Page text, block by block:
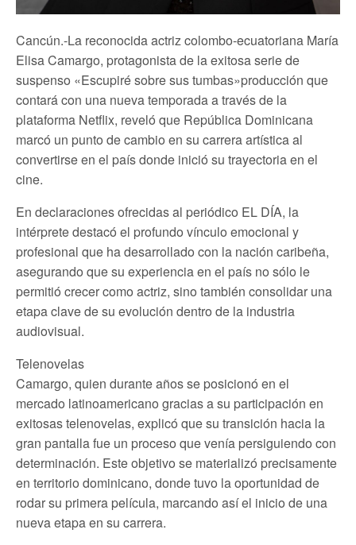
Cancún.-La reconocida actriz colombo-ecuatoriana María
Elisa Camargo, protagonista de la exitosa serie de
suspenso «Escupiré sobre sus tumbas»producción que
contará con una nueva temporada a través de la
plataforma Netflix, reveló que República Dominicana
marcó un punto de cambio en su carrera artística al
convertirse en el país donde inició su trayectoria en el
cine.
En declaraciones ofrecidas al periódico EL DÍA, la
intérprete destacó el profundo vínculo emocional y
profesional que ha desarrollado con la nación caribeña,
asegurando que su experiencia en el país no sólo le
permitió crecer como actriz, sino también consolidar una
etapa clave de su evolución dentro de la industria
audiovisual.
Telenovelas
Camargo, quien durante años se posicionó en el
mercado latinoamericano gracias a su participación en
exitosas telenovelas, explicó que su transición hacia la
gran pantalla fue un proceso que venía persiguiendo con
determinación. Este objetivo se materializó precisamente
en territorio dominicano, donde tuvo la oportunidad de
rodar su primera película, marcando así el inicio de una
nueva etapa en su carrera.